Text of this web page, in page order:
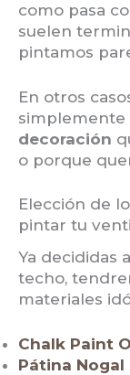
como pasa
suelen
pintamos
En otros
simplemente
decoración
o porque
Elección de
pintar tu
Ya decididas
techo,
materiales
Chalk Paint
Pátina Nogal